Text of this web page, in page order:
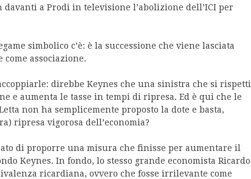
a Prodi in televisione l’abolizione dell’ICI per
simbolico c’è: è la successione che viene lasciata
associazione.
direbbe Keynes che una sinistra che si rispetti
e aumenta le tasse in tempi di ripresa. Ed è qui che le
non ha semplicemente proposto la dote e basta,
ripresa vigorosa dell’economia?
di proporre una misura che finisse per aumentare il
Keynes. In fondo, lo stesso grande economista Ricardo
ricardiana, ovvero che fosse irrilevante come